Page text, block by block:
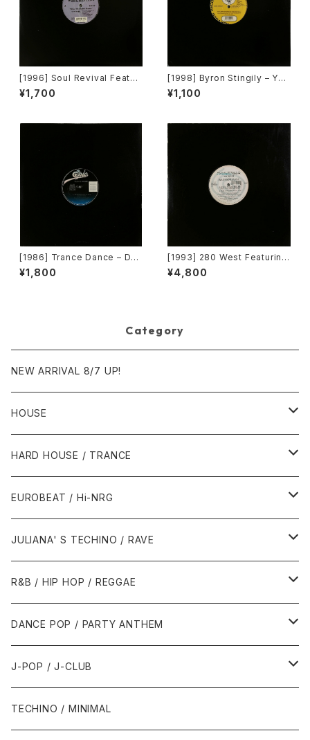
[1996] Soul Revival Featuri
ng Capathia Jenkins – Whe
n The Spirit Moves [Sub-U
¥1,700
[1998] Byron Stingily – You
Make Me Feel (Mighty Rea
l) [Nervous Records]
¥1,100
[1986] Trance Dance – Do
The Dance [Epic]
¥1,800
[1993] 280 West Featuring
Diamond Temple – Love's
Masquerade [Kaleidiasco
¥4,800
Category
NEW ARRIVAL 8/7 UP!
HOUSE
1980年代
1987年・以前
1988年
1990年代
1990年
1991年
1995年
2000年代
2000年
2001年
2010年代
2010年
2011年
HARD HOUSE / TRANCE
1990年代
1994年・以前
1995年
1999年
2000年代
2000年
2001年
EUROBEAT / Hi-NRG
1980年代
1986年・以前
1987年
1990年代
1990年
1991年
2000年代
JULIANA' S TECHINO / RAVE
1990年代
1990年
1991年
2000年代
2000年
2001年
R&B / HIP HOP / REGGAE
1980年代
1985年・以前
1986年
1990年代
1990年
2000年代
DANCE POP / PARTY ANTHEM
1980年代
1988年・以前
1990年代
J-POP / J-CLUB
1980年代
TECHINO / MINIMAL